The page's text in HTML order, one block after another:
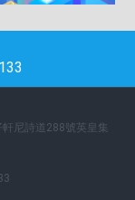
尼詩道288號英皇集